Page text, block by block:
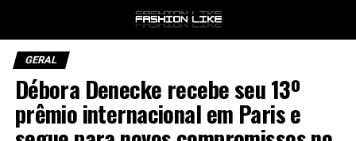
GERAL
Débora Denecke recebe seu 13º
prêmio internacional em Paris e